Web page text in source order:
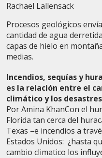
Rachael Lallensack
Procesos geológicos
cantidad de agua
capas de hielo en
medias.
Incendios, sequías y
es la relación entre el
climático y los
Por Amina KhanCon el
Florida tan cerca del
Texas –e incendios a
Estados Unidos: ¿hasta
cambio climatico los